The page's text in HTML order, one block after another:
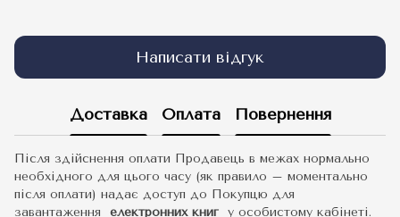
Написати відгук
Доставка Оплата Повернення
Після здійснення оплати Продавець в межах нормально
необхідного для цього часу (як правило – моментально
після оплати) надає доступ до Покупцю для
завантаження електронних книг у особистому кабінеті.